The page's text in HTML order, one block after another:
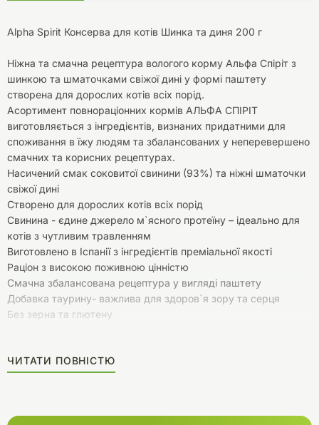
Alpha Spirit Консерва для котів Шинка та диня 200 г
Ніжна та смачна рецептура вологого корму Альфа Спіріт з
шинкою та шматочками свіжої дині у формі паштету
створена для дорослих котів всіх порід.
Асортимент повнораціонних кормів АЛЬФА СПІРІТ
виготовляється з інгредієнтів, визнаних придатними для
споживання в їжу людям та збалансованих у неперевершено
смачних та корисних рецептурах.
Насичений смак соковитої свинини (93%) та ніжні шматочки
свіжої дині
Створено для дорослих котів всіх порід
Свинина - єдине джерело м`ясного протеїну – ідеально для
котів з чутливим травленням
Виготовлено в Іспанії з інгредієнтів преміальної якості
Раціон з високою поживною цінністю
Смачна збалансована рецептура у вигляді паштету
Добавка таурину- важлива для здоров`я зору та серця
Без зерна та глютену
Широкий вибір смаків вологих кормів АЛЬФА СПІРІТ для
різноманітного харчування вашого кота
ЧИТАТИ ПОВНІСТЮ